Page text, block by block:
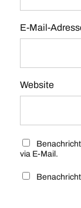
E-Mail-
Website
via E-Mail.